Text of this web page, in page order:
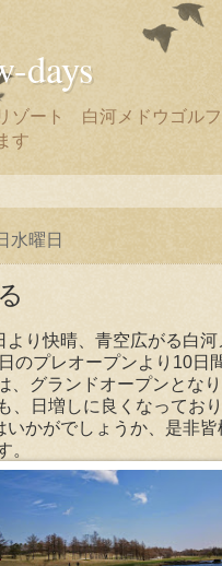
days
ゾート 白河メドウゴルフ
す
水曜日
り快晴、青空広がる白河
のプレオープンより10日
、グランドオープンとなり
、日増しに良くなっており
いかがでしょうか、是非
。